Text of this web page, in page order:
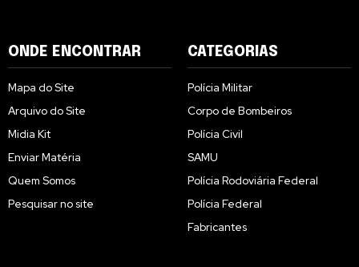
ONDE ENCONTRAR
Mapa do Site
Arquivo do Site
Midia Kit
Enviar Matéria
Quem Somos
Pesquisar no site
CATEGORIAS
Polícia Militar
Corpo de Bombeiros
Polícia Civil
SAMU
Polícia Rodoviária Federal
Polícia Federal
Fabricantes